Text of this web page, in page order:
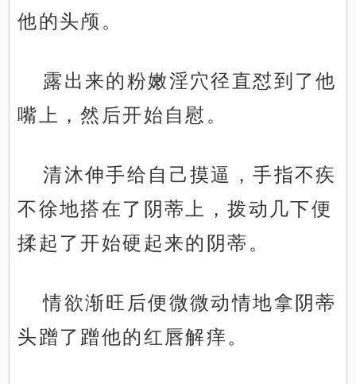
他的头颅。
露出来的粉嫩淫穴径直怼到了他
嘴上，然后开始自慰。
清沐伸手给自己摸逼，手指不疾
不徐地搭在了阴蒂上，拨动几下便
揉起了开始硬起来的阴蒂。
情欲渐旺后便微微动情地拿阴蒂
头蹭了蹭他的红唇解痒。